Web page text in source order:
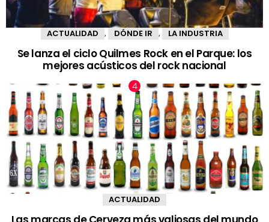
ACTUALIDAD , DÓNDE IR , LA INDUSTRIA
Se lanza el ciclo Quilmes Rock en el Parque: los
mejores acústicos del rock nacional
ACTUALIDAD